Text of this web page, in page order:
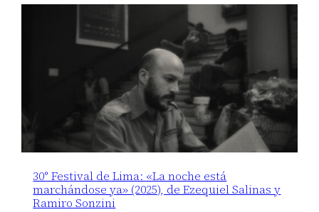
30° Festival de Lima: «La noche está
marchándose ya» (2025), de Ezequiel Salinas y
Ramiro Sonzini